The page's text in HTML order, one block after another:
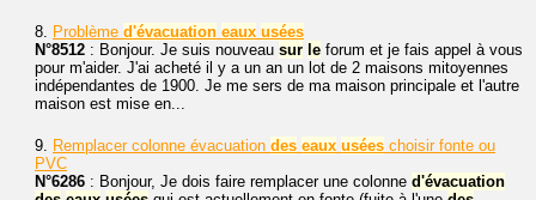
8. Problème d'évacuation eaux usées
N°8512 : Bonjour. Je suis nouveau sur le forum et je fais appel à vous
pour m'aider. J'ai acheté il y a un an un lot de 2 maisons mitoyennes
indépendantes de 1900. Je me sers de ma maison principale et l'autre
maison est mise en...
9. Remplacer colonne évacuation des eaux usées choisir fonte ou
PVC
N°6286 : Bonjour, Je dois faire remplacer une colonne d'évacuation